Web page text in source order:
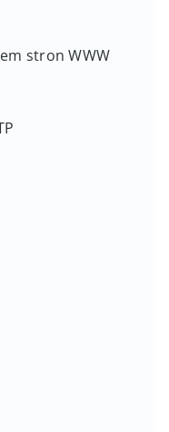
stron WWW